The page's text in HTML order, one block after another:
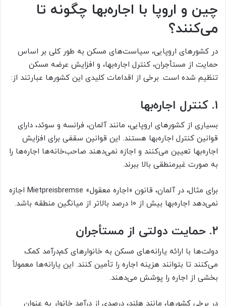
چین و اروپا با اجاره‌بها چگونه تا
می‌کنند؟
در کشورهای اروپایی، سیاست‌های مسکن به طور کلی بر اساس
حمایت از مستأجران، کنترل اجاره‌بها، و افزایش عرضه مسکن
تنظیم شده است. برخی از اقدامات کلیدی این کشورها عبارتند از:
۱. کنترل اجاره‌بها
بسیاری از کشورهای اروپایی، مانند آلمان، فرانسه و سوئد، دارای
قوانین کنترل اجاره‌بها هستند. این قوانین سقفی برای افزایش
اجاره‌بها تعیین می‌کنند و اجازه نمی‌دهند صاحب‌خانه‌ها اجاره‌ها را
به صورت غیرمنطقی بالا ببرند.
برای مثال، در آلمان، قانون «اجاره معقول» Mietpreisbremse اجازه
نمی‌دهد اجاره‌بها بیش از ۱۰ درصد بالاتر از میانگین منطقه باشد.
۲. حمایت دولتی از مستأجران
دولت‌ها با ارائه یارانه‌های مسکن به خانوارهای کم‌درآمد کمک
می‌کنند تا بتوانند هزینه اجاره را تأمین کنند. این یارانه‌ها معمولاً
بخشی از اجاره را پوشش می‌دهند.
در برخی کشورها، مانند هلند، درصدی از درآمد خانوار به عنوان